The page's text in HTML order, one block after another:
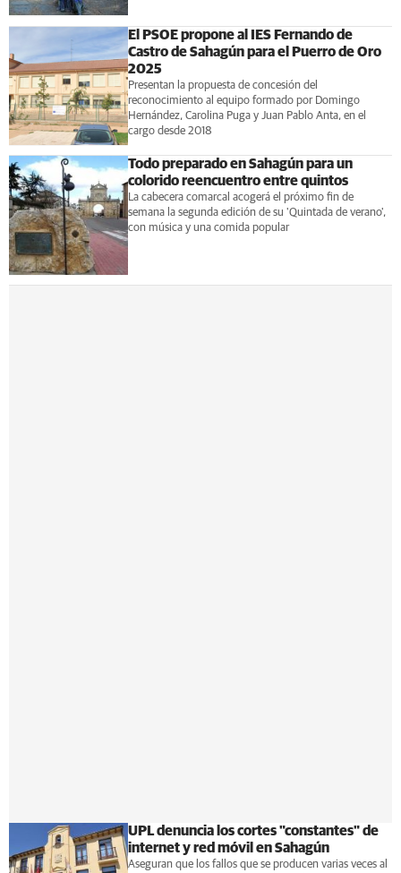
El PSOE propone al IES Fernando de
Castro de Sahagún para el Puerro de Oro
2025
Presentan la propuesta de concesión del
reconocimiento al equipo formado por Domingo
Hernández, Carolina Puga y Juan Pablo Anta, en el
cargo desde 2018
Todo preparado en Sahagún para un
colorido reencuentro entre quintos
La cabecera comarcal acogerá el próximo fin de
semana la segunda edición de su 'Quintada de verano',
con música y una comida popular
UPL denuncia los cortes "constantes" de
internet y red móvil en Sahagún
Aseguran que los fallos que se producen varias veces al